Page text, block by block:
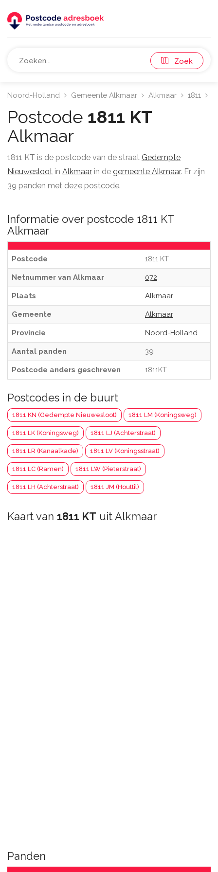
Zoek
Noord-Holland Gemeente Alkmaar Alkmaar 1811
Postcode 1811 KT
Alkmaar
1811 KT is de postcode van de straat Gedempte
Nieuwesloot in Alkmaar in de gemeente Alkmaar. Er zijn
39 panden met deze postcode.
Informatie over postcode 1811 KT
Alkmaar
Postcode 1811 KT
Netnummer van Alkmaar 072
Plaats Alkmaar
Gemeente Alkmaar
Provincie Noord-Holland
Aantal panden 39
Postcode anders geschreven 1811KT
Postcodes in de buurt
1811 KN (Gedempte Nieuwesloot) 1811 LM (Koningsweg)
1811 LK (Koningsweg) 1811 LJ (Achterstraat)
1811 LR (Kanaalkade) 1811 LV (Koningsstraat)
1811 LC (Ramen) 1811 LW (Pieterstraat)
1811 LH (Achterstraat) 1811 JM (Houttil)
Kaart van 1811 KT uit Alkmaar
Panden